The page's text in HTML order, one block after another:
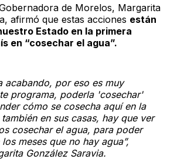
de Morelos, Margarita
afirmó que estas acciones están
Estado en la primera
en “cosechar el agua”.
acabando, por eso es muy
programa, poderla 'cosechar'
cómo se cosecha aquí en la
en sus casas, hay que ver
cosechar el agua, para poder
meses que no hay agua”,
González Saravia.